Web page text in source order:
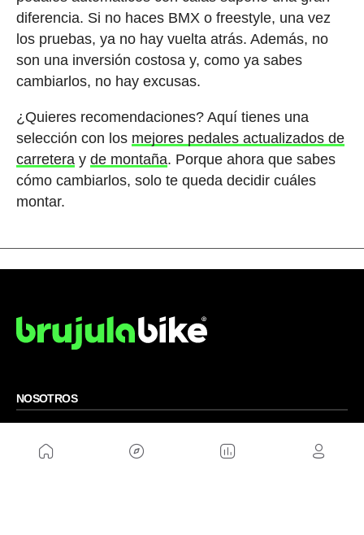
diferencia. Si no haces BMX o freestyle, una vez
los pruebas, ya no hay vuelta atrás. Además, no
son una inversión costosa y, como ya sabes
cambiarlos, no hay excusas.
¿Quieres recomendaciones? Aquí tienes una
selección con los mejores pedales actualizados de
carretera y de montaña. Porque ahora que sabes
cómo cambiarlos, solo te queda decidir cuáles
montar.
NOSOTROS
Aviso Legal
Anúnciate con nosotros